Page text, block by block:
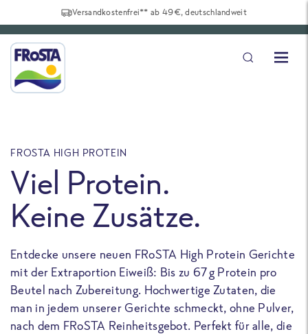
Versandkostenfrei** ab 49€, deutschlandweit
FROSTA HIGH PROTEIN
Viel Protein.
Keine Zusätze.
Entdecke unsere neuen FRoSTA High Protein Gerichte
mit der Extraportion Eiweiß: Bis zu 67 g Protein pro
Beutel nach Zubereitung. Hochwertige Zutaten, die
man in jedem unserer Gerichte schmeckt, ohne Pulver,
nach dem FRoSTA Reinheitsgebot. Perfekt für alle, die